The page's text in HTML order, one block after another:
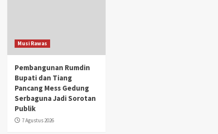
Musi Rawas
Pembangunan Rumdin
Bupati dan Tiang
Pancang Mess Gedung
Serbaguna Jadi Sorotan
Publik
7 Agustus 2026